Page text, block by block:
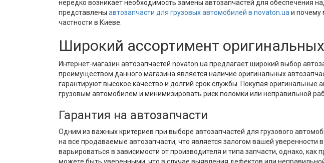
нередко возникает необходимость замены автозапчастей для обеспечения
представлены автозапчасти для грузовых автомобилей в novaton.ua и почему
частности в Киеве.
Широкий ассортимент
Интернет-магазин автозапчастей novaton.ua предлагает широкий выбор
преимуществом данного магазина является наличие оригинальных
гарантируют высокое качество и долгий срок службы. Покупая
грузовым автомобилем и минимизировать риск поломки или неправильной
Гарантия на автозапчасти
Одним из важных критериев при выборе автозапчастей для грузового
на все продаваемые автозапчасти, что является залогом вашей
варьироваться в зависимости от производителя и типа запчасти, однако,